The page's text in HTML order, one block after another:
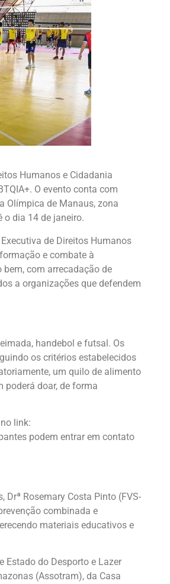
Humanos e Cidadania
O evento conta com
Olímpica de Manaus, zona
o dia 14 de janeiro.
de Direitos Humanos
e combate à
com arrecadação de
a organizações que defendem
handebol e futsal. Os
os critérios estabelecidos
um quilo de alimento
poderá doar, de forma
link:
podem entrar em contato
Rosemary Costa Pinto (FVS-
combinada e
materiais educativos e
Estado do Desporto e Lazer
(Assotram), da Casa